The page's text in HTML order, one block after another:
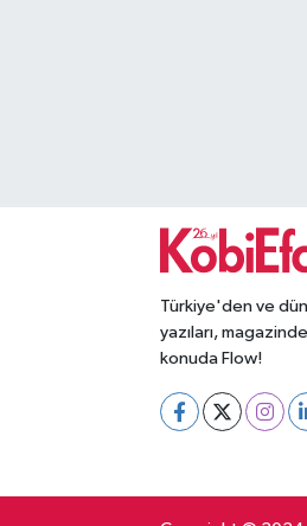
Türkiye'den ve
yazıları,
konuda Flow!